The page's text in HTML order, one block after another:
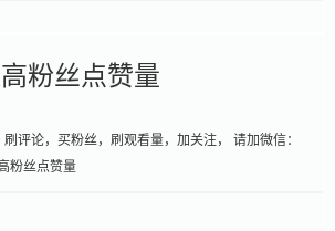
粉丝点赞量
评论，买粉丝，刷观看量，加关注， 请加微信：
粉丝点赞量